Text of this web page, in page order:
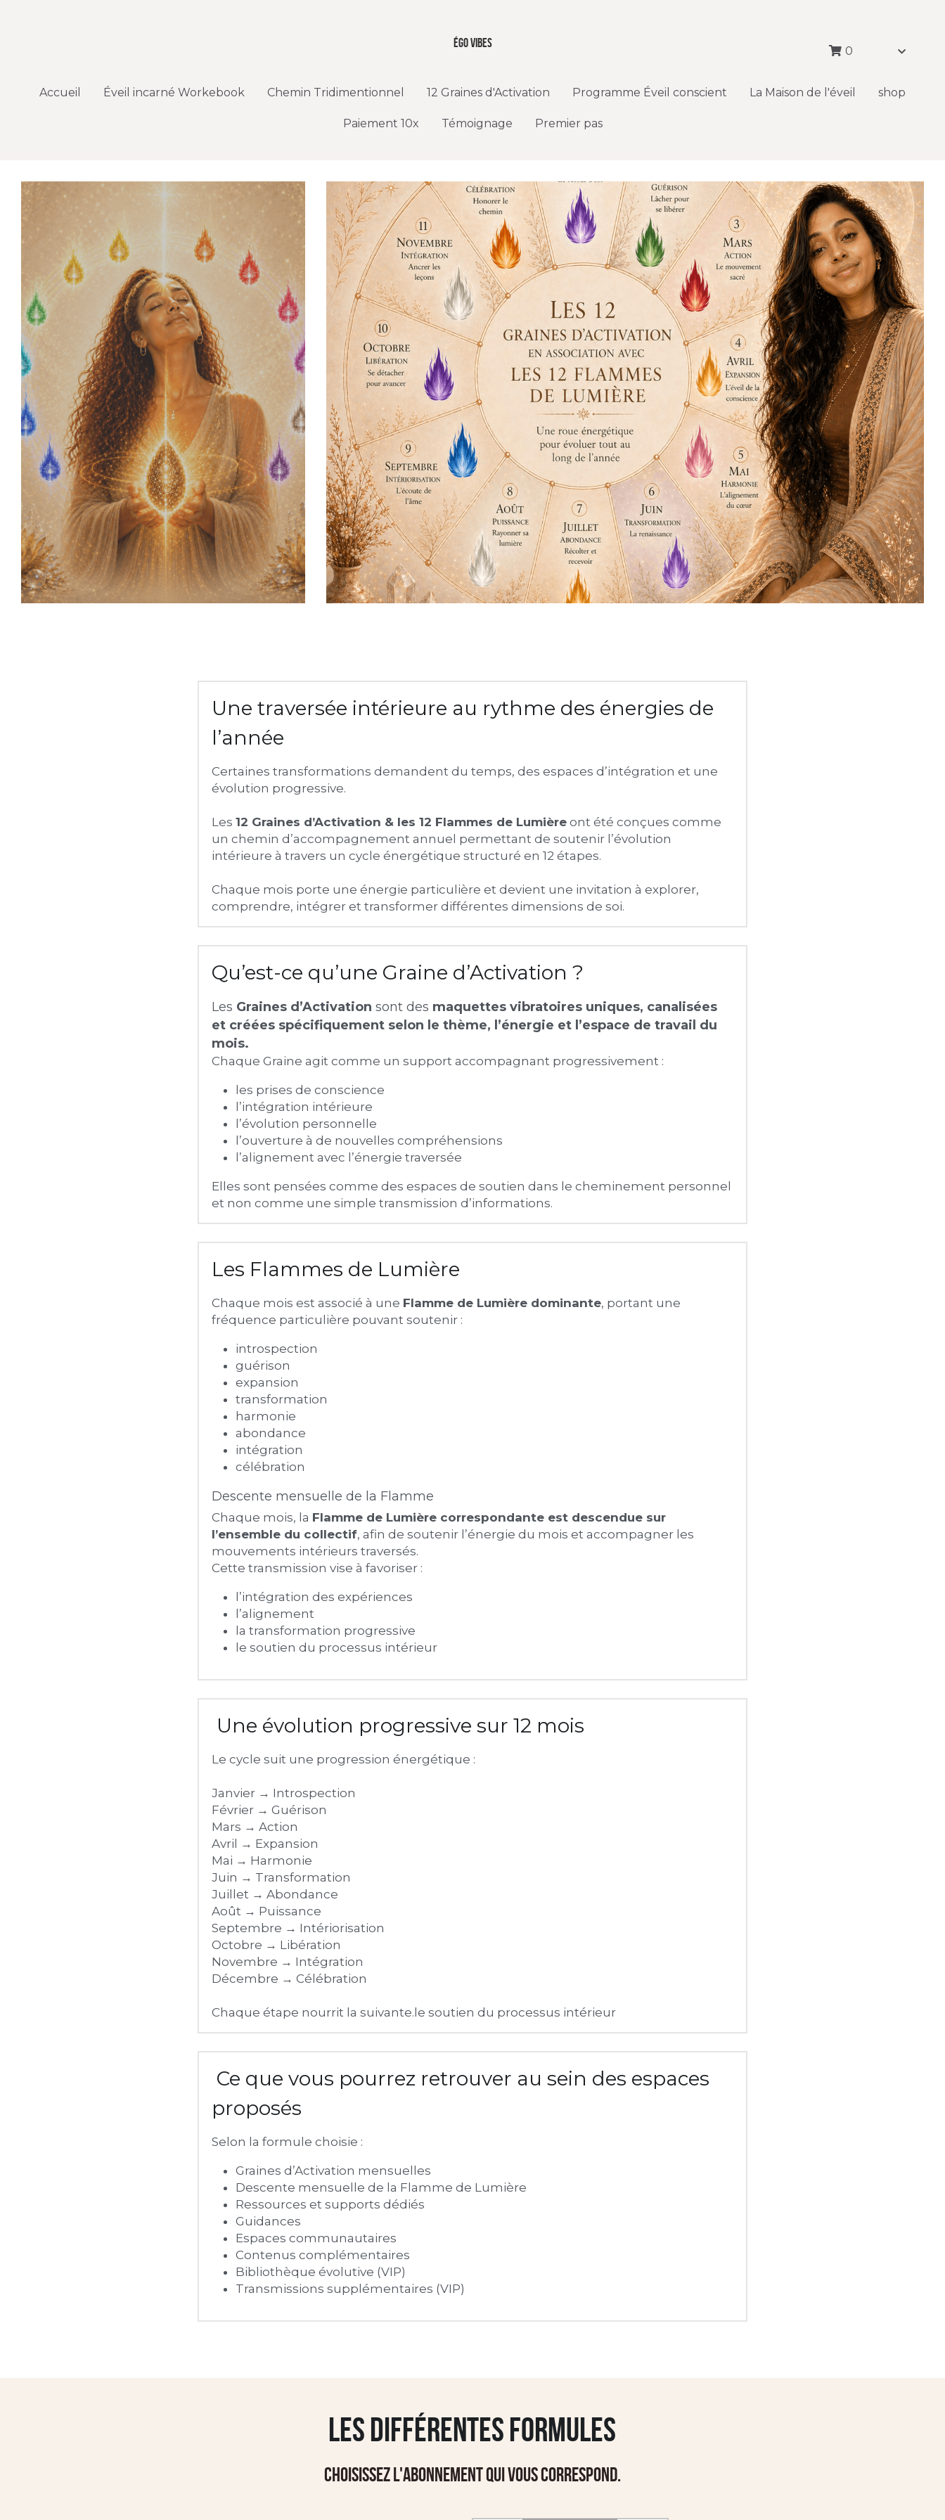
Égo vibes
Accueil Éveil incarné Workebook Chemin Tridimentionnel 12 Graines d'Activation Programme Éveil conscient La Maison de l'éveil shop
Paiement 10x Témoignage Premier pas
0
Égo vibes
Accueil Éveil incarné Workebook Chemin Tridimentionnel 12 Graines d'Activation Programme Éveil conscient La Maison de l'éveil shop
Paiement 10x Témoignage Premier pas
0
Une traversée intérieure au rythme des énergies de
l’année
Certaines transformations demandent du temps, des espaces d’intégration et une
évolution progressive.
Les 12 Graines d’Activation & les 12 Flammes de Lumière ont été conçues comme
un chemin d’accompagnement annuel permettant de soutenir l’évolution
intérieure à travers un cycle énergétique structuré en 12 étapes.
Chaque mois porte une énergie particulière et devient une invitation à explorer,
comprendre, intégrer et transformer différentes dimensions de soi.
Qu’est-ce qu’une Graine d’Activation ?
Les Graines d’Activation sont des maquettes vibratoires uniques, canalisées
et créées spécifiquement selon le thème, l’énergie et l’espace de travail du
mois.
Chaque Graine agit comme un support accompagnant progressivement :
les prises de conscience
l’intégration intérieure
l’évolution personnelle
l’ouverture à de nouvelles compréhensions
l’alignement avec l’énergie traversée
Elles sont pensées comme des espaces de soutien dans le cheminement personnel
et non comme une simple transmission d’informations.
Les Flammes de Lumière
Chaque mois est associé à une Flamme de Lumière dominante, portant une
fréquence particulière pouvant soutenir :
introspection
guérison
expansion
transformation
harmonie
abondance
intégration
célébration
Descente mensuelle de la Flamme
Chaque mois, la Flamme de Lumière correspondante est descendue sur
l’ensemble du collectif, afin de soutenir l’énergie du mois et accompagner les
mouvements intérieurs traversés.
Cette transmission vise à favoriser :
l’intégration des expériences
l’alignement
la transformation progressive
le soutien du processus intérieur
Une évolution progressive sur 12 mois
Le cycle suit une progression énergétique :
Janvier → Introspection
Février → Guérison
Mars → Action
Avril → Expansion
Mai → Harmonie
Juin → Transformation
Juillet → Abondance
Août → Puissance
Septembre → Intériorisation
Octobre → Libération
Novembre → Intégration
Décembre → Célébration
Chaque étape nourrit la suivante.le soutien du processus intérieur
proposés
Selon la formule choisie :
Graines d’Activation mensuelles
Descente mensuelle de la Flamme de Lumière
Ressources et supports dédiés
Guidances
Espaces communautaires
Contenus complémentaires
Bibliothèque évolutive (VIP)
Transmissions supplémentaires (VIP)
Les différentes formules
Choisissez l'abonnement qui vous correspond.